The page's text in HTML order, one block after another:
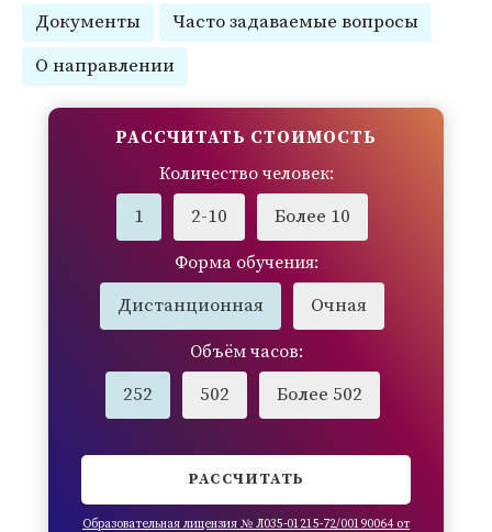
Документы
Часто задаваемые вопросы
О направлении
РАССЧИТАТЬ СТОИМОСТЬ
Количество человек:
1 2-10 Более 10
Форма обучения:
Дистанционная Очная
Объём часов:
252 502 Более 502
РАССЧИТАТЬ
Образовательная лицензия № Л035-01215-72/00190064 от